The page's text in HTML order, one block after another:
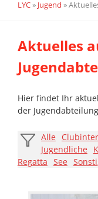
LYC» Jugend »
Aktuelles
Hier findet Ihr
der
Alle
Jugendliche
Regatta See